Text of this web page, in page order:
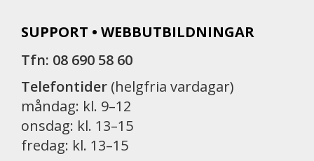
SUPPORT • WEBBUTBILDNINGAR
Tfn: 08 690 58 60
Telefontider (helgfria vardagar)
måndag: kl. 9–12
onsdag: kl. 13–15
fredag: kl. 13–15